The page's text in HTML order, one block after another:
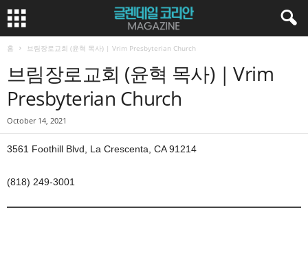
홈 브림장로교회 (윤혁 목사) | Vrim Presbyterian Church
브림장로교회 (윤혁 목사) | Vrim
Presbyterian Church
October 14, 2021
3561 Foothill Blvd, La Crescenta, CA 91214
(818) 249-3001